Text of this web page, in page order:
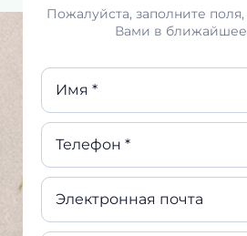
Пожалуйста, заполните
Вами в
Имя *
Телефон *
Электронная почта